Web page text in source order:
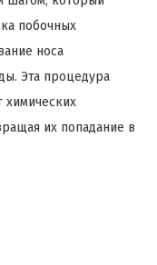
побочных
носа
Эта процедура
химических
их попадание в